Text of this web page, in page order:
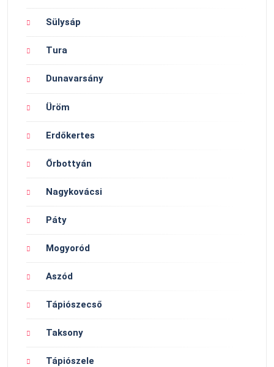
Sülysáp
Tura
Dunavarsány
Üröm
Erdőkertes
Őrbottyán
Nagykovácsi
Páty
Mogyoród
Aszód
Tápiószecső
Taksony
Tápiószele